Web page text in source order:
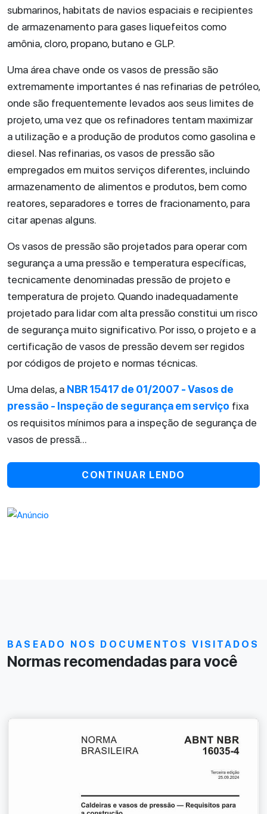
submarinos, habitats de navios espaciais e recipientes
de armazenamento para gases liquefeitos como
amônia, cloro, propano, butano e GLP.
Uma área chave onde os vasos de pressão são
extremamente importantes é nas refinarias de petróleo,
onde são frequentemente levados aos seus limites de
projeto, uma vez que os refinadores tentam maximizar
a utilização e a produção de produtos como gasolina e
diesel. Nas refinarias, os vasos de pressão são
empregados em muitos serviços diferentes, incluindo
armazenamento de alimentos e produtos, bem como
reatores, separadores e torres de fracionamento, para
citar apenas alguns.
Os vasos de pressão são projetados para operar com
segurança a uma pressão e temperatura específicas,
tecnicamente denominadas pressão de projeto e
temperatura de projeto. Quando inadequadamente
projetado para lidar com alta pressão constitui um risco
de segurança muito significativo. Por isso, o projeto e a
certificação de vasos de pressão devem ser regidos
por códigos de projeto e normas técnicas.
Uma delas, a NBR 15417 de 01/2007 - Vasos de
pressão - Inspeção de segurança em serviço fixa
os requisitos mínimos para a inspeção de segurança de
vasos de pressã...
CONTINUAR LENDO
BASEADO NOS DOCUMENTOS VISITADOS
Normas recomendadas para você